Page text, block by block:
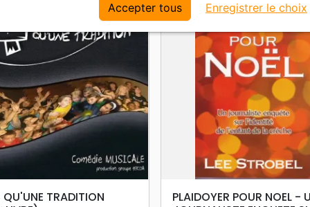
searchAPERÇU RAPIDE
favorite_border
QU'UNE TRADITION
searchAPERÇU RAPIDE
PLAIDOYER POUR NOEL -
Accepter tous Enregistrer le choix